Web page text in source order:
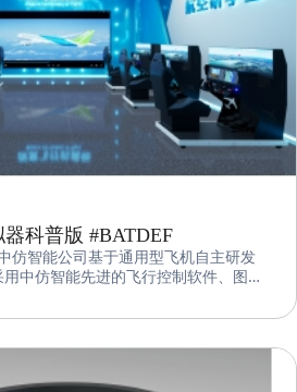
科普版 #BATDEF
仿智能公司基于通用型飞机自主研发
中仿智能先进的飞行控制软件、图形
DA42间任意切换，以较低的成本覆